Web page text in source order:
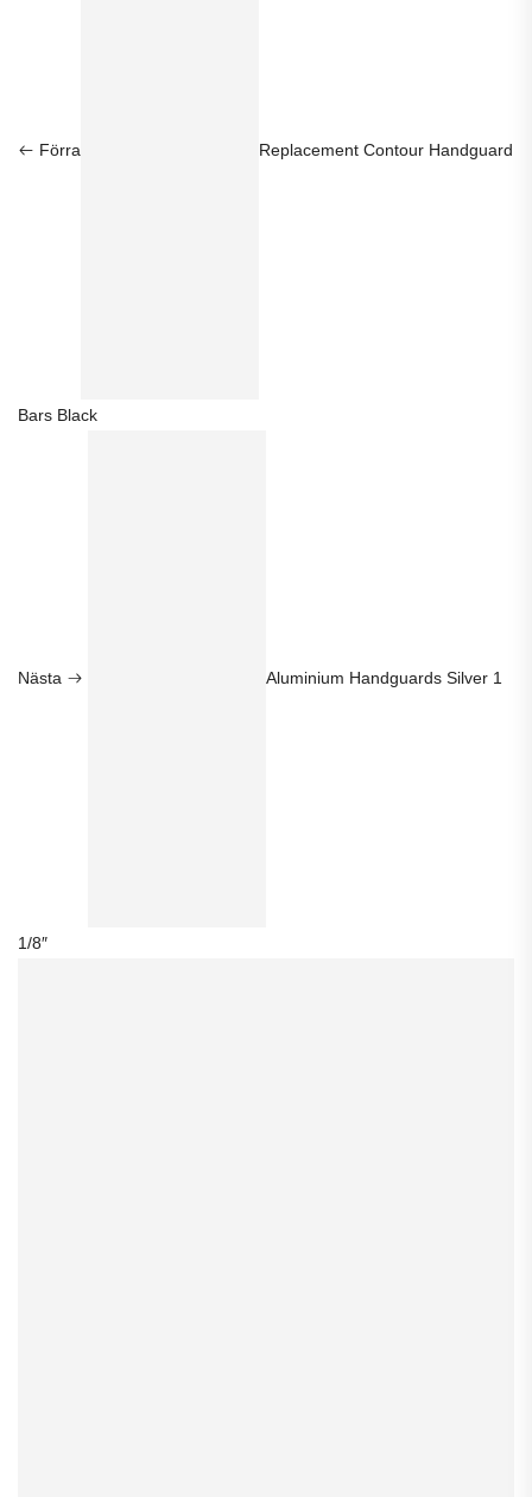
Förra Replacement Contour Handguard
Bars Black
Nästa Aluminium Handguards Silver 1
1/8″